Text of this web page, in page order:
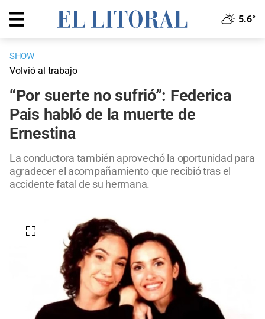
5.6°
SHOW
Volvió al trabajo
“Por suerte no sufrió”: Federica
Pais habló de la muerte de
Ernestina
La conductora también aprovechó la oportunidad para
agradecer el acompañamiento que recibió tras el
accidente fatal de su hermana.